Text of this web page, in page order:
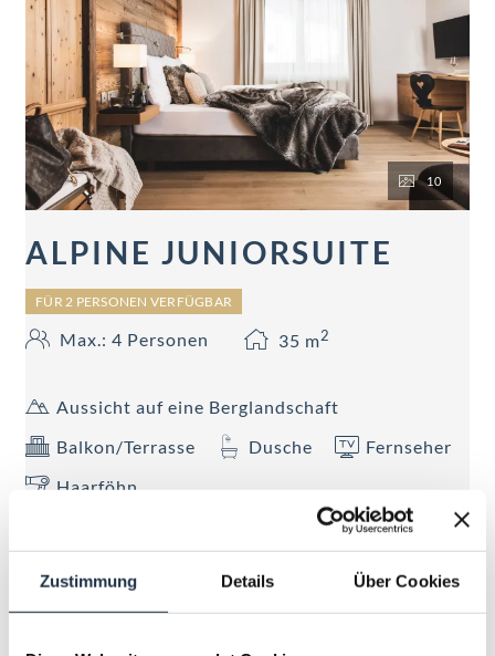
Zustimmung Details Über Cookies
10
ALPINE JUNIORSUITE
FÜR 2 PERSONEN VERFÜGBAR
Max.: 4 Personen 35 m2
Aussicht auf eine Berglandschaft
Balkon/Terrasse
Dusche
Fernseher
Haarföhn
Alle Ausstattungsmerkmale anzeigen
ca. 28 - 38 m², Zimmer im alpinen Lifestyle für 2-4
Personen, Boxspringbett und eine ausziehbare